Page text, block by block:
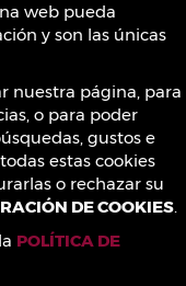
web pueda
y son las únicas
nuestra página, para
o para poder
gustos e
estas cookies
o rechazar su
DE COOKIES.
POLÍTICA DE